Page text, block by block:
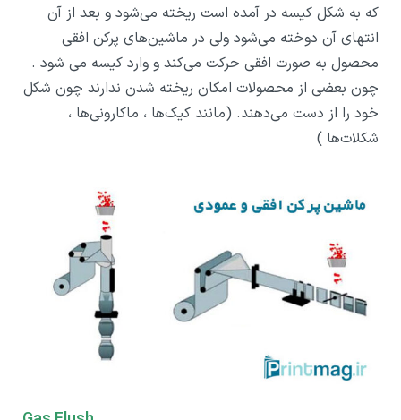
که به شکل کیسه در آمده است ریخته می‌شود و بعد از آن
انتهای آن دوخته می‌شود ولی در ماشین‌های پرکن افقی
محصول به صورت افقی حرکت می‌کند و وارد کیسه می شود .
چون بعضی از محصولات امکان ریخته شدن ندارند چون شکل
خود را از دست می‌دهند. (مانند کیک‌ها ، ماکارونی‌ها ،
شکلات‌ها )